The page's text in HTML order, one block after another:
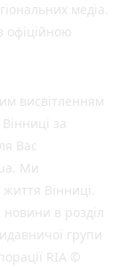
медіа.
офіційною
висвітленням
за
Вас
Ми
Вінниці.
новини в розділ
групи
RIA ©